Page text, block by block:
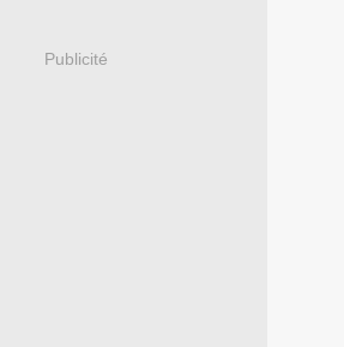
Publicité